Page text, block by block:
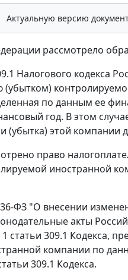
Актуальную версию
рассмотрело
Налогового кодекса
по данным ее
год. В этом
(убытка) этой компании
право
иностранной
ФЗ "О внесении
акты
статьи 309.1 Кодекса,
компании по
309.1 Кодекса.